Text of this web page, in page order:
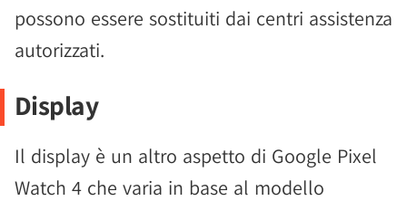
possono essere sostituiti dai centri assistenza
autorizzati.
Display
Il display è un altro aspetto di Google Pixel
Watch 4 che varia in base al modello